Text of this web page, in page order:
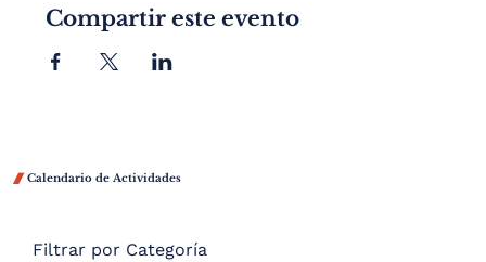
Filtrar por Categoría
 Calendario de Actividades
Compartir este evento